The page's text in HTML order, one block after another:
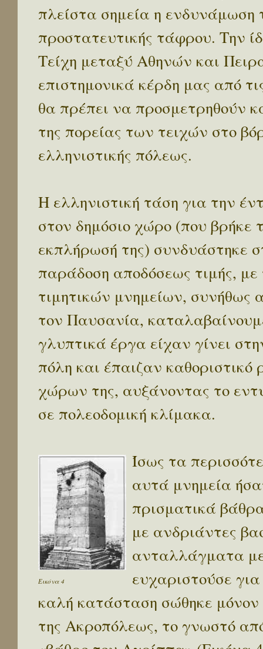
πλείστα σημεία η ενδυνάμωση
προστατευτικής τάφρου. Την
Τείχη μεταξύ Αθηνών και
επιστημονικά κέρδη μας από
θα πρέπει να προσμετρηθούν
της πορείας των τειχών στο
ελληνιστικής πόλεως.
Η ελληνιστική τάση για την
στον δημόσιο χώρο (που βρήκε
εκπλήρωσή της) συνδυάστηκε
παράδοση αποδόσεως τιμής,
τιμητικών μνημείων,
τον Παυσανία,
γλυπτικά έργα είχαν γίνει
πόλη και έπαιζαν
χώρων της, αυξάνοντας το
σε πολεοδομική κλίμακα.
Εικόνα 4
Ίσως τα
αυτά μνημεία
πρισματικά
με ανδριάντες
ανταλλάγματα
ευχαριστούσε
καλή κατάσταση σώθηκε
της Ακροπόλεως, το γνωστό